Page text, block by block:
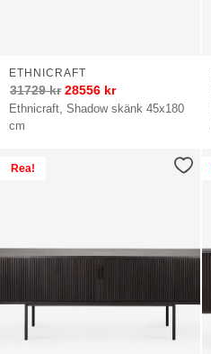
Ethnicraft, Shadow skänk 45x180
cm
ETHNICRAFT
31729kr 28556 kr
Rea!